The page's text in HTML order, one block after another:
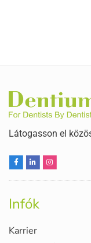
Látogasson el
Infók
Karrier